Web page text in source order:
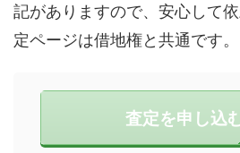
記がありますので、安心して
定ページは借地権と共通です。
査定を申し込